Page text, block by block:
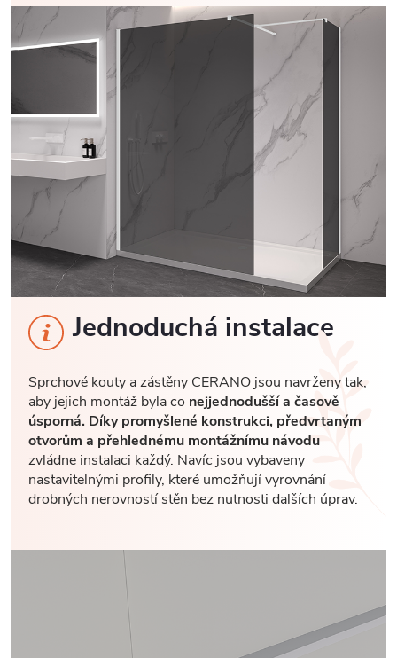
Jednoduchá instalace
Sprchové kouty a zástěny CERANO jsou navrženy tak,
aby jejich montáž byla co nejjednodušší a časově
úsporná. Díky promyšlené konstrukci, předvrtaným
otvorům a přehlednému montážnímu návodu
zvládne instalaci každý. Navíc jsou vybaveny
nastavitelnými profily, které umožňují vyrovnání
drobných nerovností stěn bez nutnosti dalších úprav.